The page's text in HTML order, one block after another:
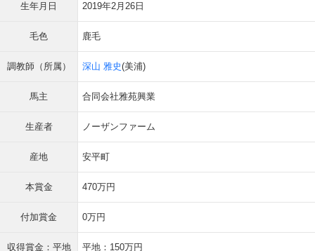
生年月日 2019年2月26日
毛色 鹿毛
調教師（所属） 深山 雅史(美浦)
馬主 合同会社雅苑興業
生産者 ノーザンファーム
産地 安平町
本賞金 470万円
付加賞金 0万円
収得賞金：平地 平地：150万円